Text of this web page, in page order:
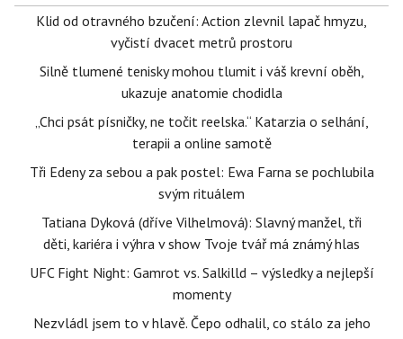
Klid od otravného bzučení: Action zlevnil lapač hmyzu,
vyčistí dvacet metrů prostoru
Silně tlumené tenisky mohou tlumit i váš krevní oběh,
ukazuje anatomie chodidla
„Chci psát písničky, ne točit reelska.“ Katarzia o selhání,
terapii a online samotě
Tři Edeny za sebou a pak postel: Ewa Farna se pochlubila
svým rituálem
Tatiana Dyková (dříve Vilhelmová): Slavný manžel, tři
děti, kariéra i výhra v show Tvoje tvář má známý hlas
UFC Fight Night: Gamrot vs. Salkilld – výsledky a nejlepší
momenty
Nezvládl jsem to v hlavě. Čepo odhalil, co stálo za jeho